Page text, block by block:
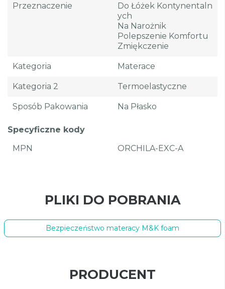
Przeznaczenie
Do Łóżek Kontynentaln
Ych
Na Narożnik
Polepszenie Komfortu
Zmiękczenie
Kategoria Materace
Kategoria 2 Termoelastyczne
Sposób Pakowania Na Płasko
Specyficzne kody
MPN
ORCHILA-EXC-A
PLIKI DO POBRANIA
Bezpieczeństwo materacy M&K foam
PRODUCENT